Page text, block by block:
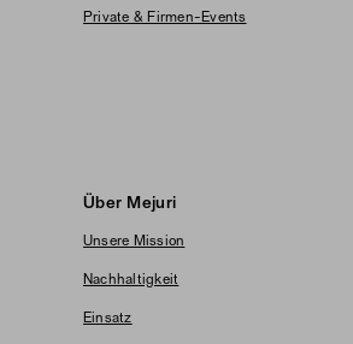
Private & Firmen-Events
Über Mejuri
Unsere Mission
Nachhaltigkeit
Einsatz